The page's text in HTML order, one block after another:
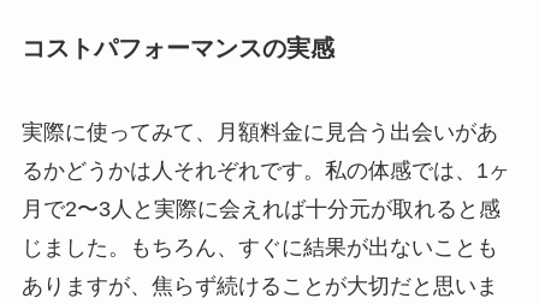
コストパフォーマンスの実感
実際に使ってみて、月額料金に見合う出会いがあ
るかどうかは人それぞれです。私の体感では、1ヶ
月で2〜3人と実際に会えれば十分元が取れると感
じました。もちろん、すぐに結果が出ないことも
ありますが、焦らず続けることが大切だと思いま